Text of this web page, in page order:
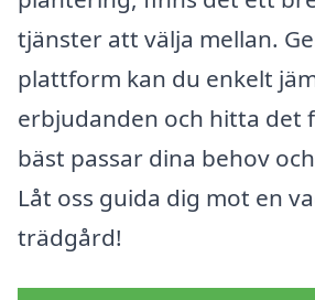
tjänster att välja mellan.
plattform kan du enkelt
erbjudanden och hitta det
bäst passar dina behov
Låt oss guida dig mot en
trädgård!